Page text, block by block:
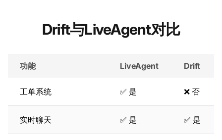
Drift与LiveAgent对比
功能 LiveAgent Drift
工单系统 ✅ 是 ❌ 否
实时聊天 ✅ 是 ✅ 是